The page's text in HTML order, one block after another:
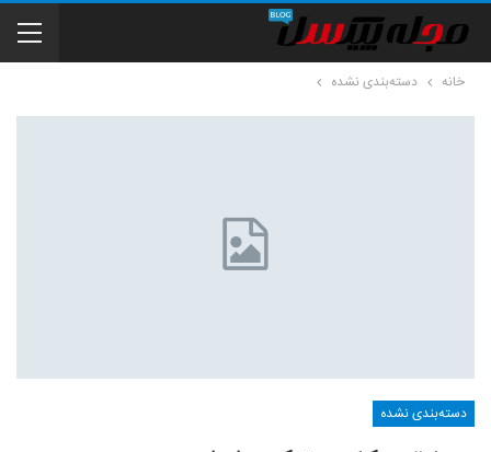
خانه دسته‌بندی نشده
دسته‌بندی نشده